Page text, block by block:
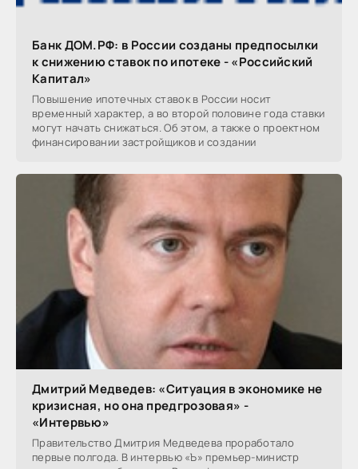
Банк ДОМ.РФ: в России созданы предпосылки
к снижению ставок по ипотеке - «Российский
Капитал»
Повышение ипотечных ставок в России носит
временный характер, а во второй половине года ставки
могут начать снижаться. Об этом, а также о проектном
финансировании застройщиков и создании
Дмитрий Медведев: «Ситуация в экономике не
кризисная, но она предгрозовая» -
«Интервью»
Правительство Дмитрия Медведева проработало
первые полгода. В интервью «Ъ» премьер-министр